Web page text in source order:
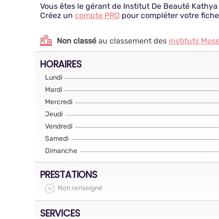
Vous êtes le gérant de Institut De Beauté Kathya
Créez un compte PRO pour compléter votre
Non classé au classement des instituts
HORAIRES
Lundi
Mardi
Mercredi
Jeudi
Vendredi
Samedi
Dimanche
PRESTATIONS
Non renseigné
SERVICES